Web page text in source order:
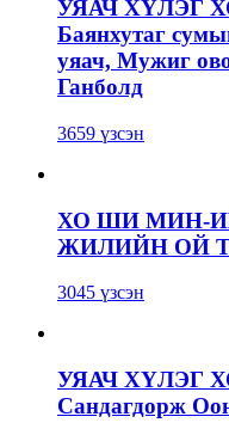
УЯАЧ ХҮЛЭГ
Баянхутаг
уяач, Мужиг
Ганболд
3659 үзсэн
ХО ШИ МИН-
ЖИЛИЙН ОЙ
3045 үзсэн
УЯАЧ ХҮЛЭГ
Сандагдорж